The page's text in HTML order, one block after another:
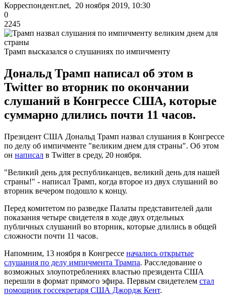
Корреспондент.net, 20 ноября 2019, 10:30
0
2245
Трамп высказался о слушаниях по импичменту
Дональд Трамп написал об этом в
Twitter во вторник по окончании
слушаний в Конгрессе США, которые
суммарно длились почти 11 часов.
Президент США Дональд Трамп назвал слушания в Конгрессе
по делу об импичменте "великим днем для страны". Об этом
он написал в Twitter в среду, 20 ноября.
"Великий день для республиканцев, великий день для нашей
страны!" - написал Трамп, когда второе из двух слушаний во
вторник вечером подошло к концу.
Перед комитетом по разведке Палаты представителей дали
показания четыре свидетеля в ходе двух отдельных
публичных слушаний во вторник, которые длились в общей
сложности почти 11 часов.
Напомним, 13 ноября в Конгрессе начались открытые
слушания по делу импичмента Трампа. Расследование о
возможных злоупотреблениях властью президента США
перешли в формат прямого эфира. Первым свидетелем стал
помощник госсекретаря США Джордж Кент.